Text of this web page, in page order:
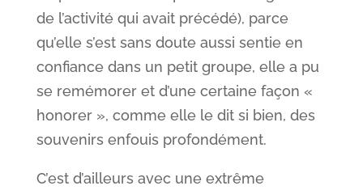
de l’activité qui avait précédé), parce
qu’elle s’est sans doute aussi sentie en
confiance dans un petit groupe, elle a pu
se remémorer et d’une certaine façon «
honorer », comme elle le dit si bien, des
souvenirs enfouis profondément.
C’est d’ailleurs avec une extrême